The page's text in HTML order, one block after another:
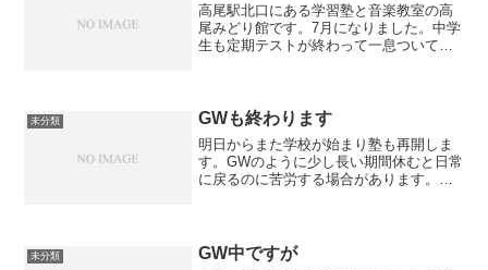
高尾駅北口にある学習塾と音楽教室の高
尾みどり館です。7月になりました。中学
生も定期テストが終わって一息ついてい
ています。次回の定...
未分類 GWも終わります
明日からまた学校が始まり塾も再開しま
す。GWのように少し長い期間休むと日常
に戻るのに苦労する場合があります。い
しずつ慣らしていきまし...
未分類 GW中ですが